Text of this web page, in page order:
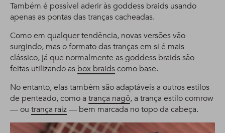
Também é possível aderir às goddess braids usando
apenas as pontas das tranças cacheadas.
Como em qualquer tendência, novas versões vão
surgindo, mas o formato das tranças em si é mais
clássico, já que normalmente as goddess braids são
feitas utilizando as box braidscomo base.
No entanto, elas também são adaptáveis a outros estilos
de penteado, como a trança nagô, a trança estilo cornrow
— ou trança raiz— bem marcada no topo da cabeça.